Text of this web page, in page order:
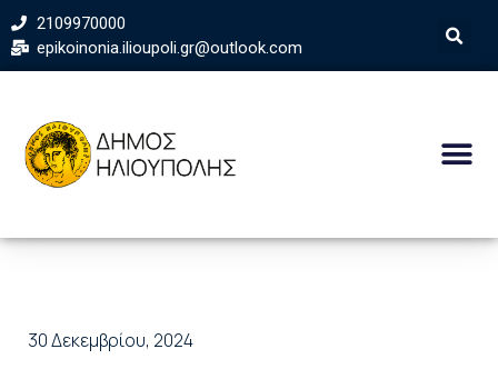
2109970000
epikoinonia.ilioupoli.gr@outlook.com
30 Δεκεμβρίου, 2024